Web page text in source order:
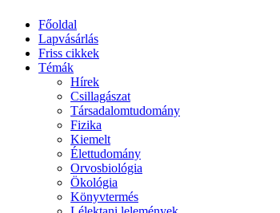
Főoldal
Lapvásárlás
Friss cikkek
Témák
Hírek
Csillagászat
Társadalomtudomány
Fizika
Kiemelt
Élettudomány
Orvosbiológia
Ökológia
Könyvtermés